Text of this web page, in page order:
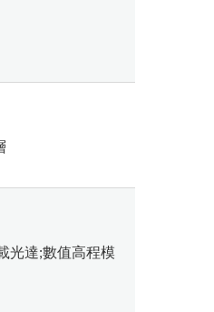
光達;數值高程模